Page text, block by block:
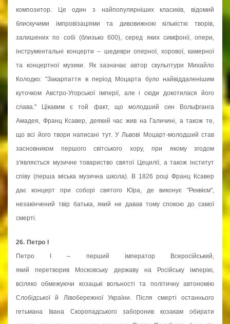
композитор. Це один з найпопулярніших класиків, відомий
блискучими імпровізаціями та дивовижною кількістю творів,
залишених по собі (близько 600), серед яких симфонії, опери,
інструментальні концерти – шедеври оперної, хорової, камерної
та концертної музики. Як зазначає автор скульптури Михайло
Колодко: "Закарпаття в період Моцарта було найвіддаленішим
куточком Австро-Угорської імперії, але і сюди докотилася його
слава." Цікавим є той факт, що молодший син Вольфганга
Амадея, Франц Ксавер, деякий час жив на Галичині, а також те,
що всі його твори написані тут. У Львові Моцарт-молодший став
засновником першого світського хору, при якому згодом
з'являється музичне товариство святої Цецилії, а також інститут
співу (перша міська музична школа). В 1826 році Франц Ксавер
дає концерт при соборі святого Юра, де виконує "Реквієм",
незакінчений твір батька, який не давав тому спокою до самої
смерті.
26. Петро I
Петро І – перший імператор Всеросійський,
який перетворив Московську державу на Російську імперію,
всіляко обмежуючи козацькі вольності та політичну автономію
Слобідської й Лівобережної України. Після смерті останнього
гетьмана Івана Скоропадського заборонив козакам обирати